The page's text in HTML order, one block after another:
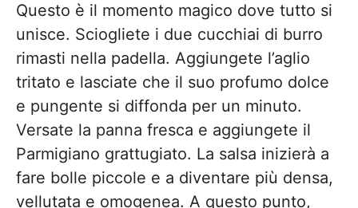
Questo è il momento magico dove tutto si
unisce. Sciogliete i due cucchiai di burro
rimasti nella padella. Aggiungete l’aglio
tritato e lasciate che il suo profumo dolce
e pungente si diffonda per un minuto.
Versate la panna fresca e aggiungete il
Parmigiano grattugiato. La salsa inizierà a
fare bolle piccole e a diventare più densa,
vellutata e omogenea. A questo punto,